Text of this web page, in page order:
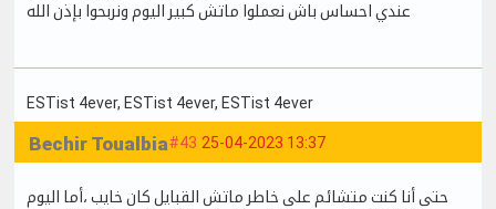
عندي احساس باش نعملوا ماتش كبير اليوم ونربحوا بإذن الله
ESTist 4ever, ESTist 4ever, ESTist 4ever
#43 25-04-2023 13:37
Bechir Toualbia
حتى أنا كنت متشائم على خاطر ماتش القبايل كان خايب ،أما اليوم